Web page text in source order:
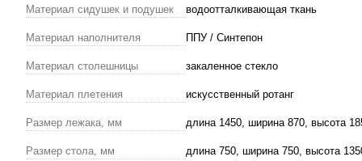
Материал сидушек и подушек водоотталкивающая ткань
Материал наполнителя ППУ / Синтепон
Материал столешницы закаленное стекло
Материал плетения искусственный ротанг
Размер лежака, мм длина 1450, ширина 870, высота
Размер стола, мм длина 750, ширина 750, высота